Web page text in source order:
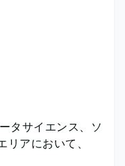
タサイエンス、ソ
アにおいて、